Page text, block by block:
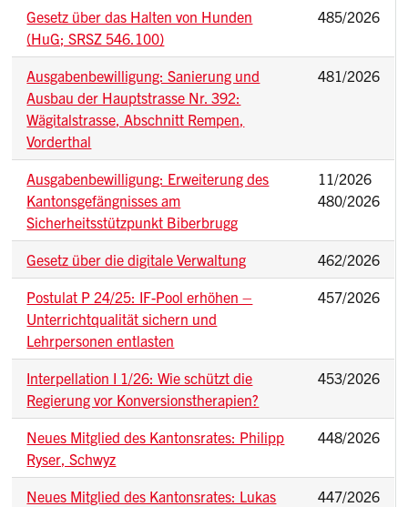
Gesetz über das Halten von Hunden
(HuG; SRSZ 546.100)
485/2026
Ausgabenbewilligung: Sanierung und
Ausbau der Hauptstrasse Nr. 392:
Wägitalstrasse, Abschnitt Rempen,
Vorderthal
481/2026
Ausgabenbewilligung: Erweiterung des
Kantonsgefängnisses am
Sicherheitsstützpunkt Biberbrugg
11/2026
480/2026
Gesetz über die digitale Verwaltung 462/2026
Postulat P 24/25: IF-Pool erhöhen –
Unterrichtqualität sichern und
Lehrpersonen entlasten
457/2026
Interpellation I 1/26: Wie schützt die
Regierung vor Konversionstherapien?
453/2026
Neues Mitglied des Kantonsrates: Philipp
Ryser, Schwyz
448/2026
Neues Mitglied des Kantonsrates: Lukas
447/2026